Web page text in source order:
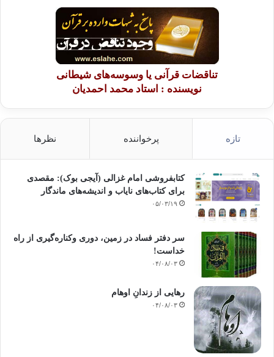
تناقضات قرآنی یا وسوسه‌های شیطانی
نویسنده : استاد محمد احمدیان
تازه پرخواننده نظرها
کتابفروشی امام غزالی (آیجی بوک): مقصدی
برای کتاب‌های نایاب و اندیشه‌های ماندگار
۰۵/۰۳/۱۹
سر دفتر فساد در زمین‌، دوری وکناره‌گیری از راه
خداست‌!
۰۴/۰۸/۰۳
رهایی از زندانِ اوهام
۰۴/۰۸/۰۳